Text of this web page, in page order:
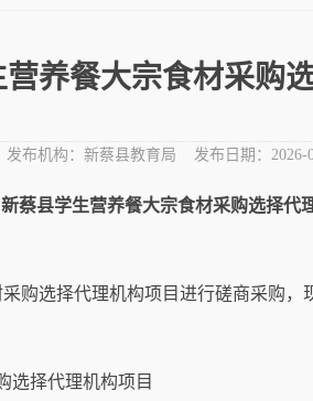
养餐大宗食材采购
发布机构： 新蔡县教育局 发布日期： 2026-
新蔡县学生营养餐大宗食材采购选择代
购选择代理机构项目进行磋商采购，
选择代理机构项目